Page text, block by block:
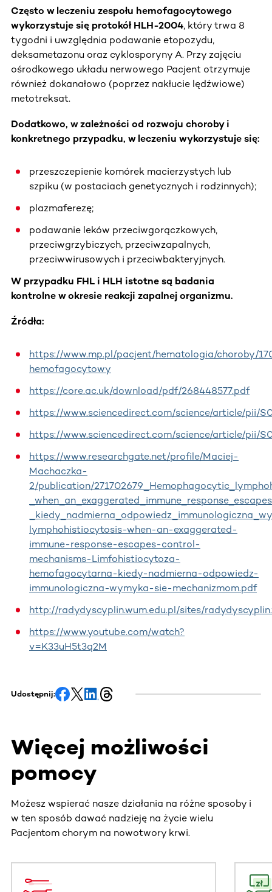
Często w leczeniu zespołu hemofagocytowego
wykorzystuje się protokół HLH-2004, który trwa 8
tygodni i uwzględnia podawanie etopozydu,
deksametazonu oraz cyklosporyny A. Przy zajęciu
ośrodkowego układu nerwowego Pacjent otrzymuje
również dokanałowo (poprzez nakłucie lędźwiowe)
metotreksat.
Dodatkowo, w zależności od rozwoju choroby i
konkretnego przypadku, w leczeniu wykorzystuje się:
przeszczepienie komórek macierzystych lub
szpiku (w postaciach genetycznych i rodzinnych);
plazmaferezę;
podawanie leków przeciwgorączkowych,
przeciwgrzybiczych, przeciwzapalnych,
przeciwwirusowych i przeciwbakteryjnych.
W przypadku FHL i HLH istotne są badania
kontrolne w okresie reakcji zapalnej organizmu.
Źródła:
https://www.mp.pl/pacjent/hematologia/choroby/
hemofagocytowy
https://core.ac.uk/download/pdf/268448577.pdf
https://www.sciencedirect.com/science/article/pii/
https://www.sciencedirect.com/science/article/pii/
https://www.researchgate.net/profile/Maciej-
Machaczka-
2/publication/
lymphohistiocytosis-when-an-exaggerated-
immune-response-escapes-control-
mechanisms-Limfohistiocytoza-
hemofagocytarna-kiedy-nadmierna-odpowiedz-
immunologiczna-wymyka-sie-mechanizmom.pdf
http://radydyscyplin.wum.edu.pl/sites/
https://www.youtube.com/watch?
v=K33uH5t3q2M
Udostępnij:
Więcej możliwości
pomocy
Możesz wspierać nasze działania na różne sposoby i
w ten sposób dawać nadzieję na życie wielu
Pacjentom chorym na nowotwory krwi.